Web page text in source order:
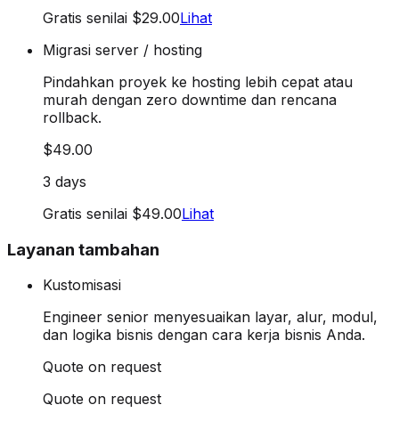
Gratis senilai $29.00Lihat
Migrasi server / hosting
Pindahkan proyek ke hosting lebih cepat atau
murah dengan zero downtime dan rencana
rollback.
$49.00
3 days
Gratis senilai $49.00Lihat
Layanan tambahan
Kustomisasi
Engineer senior menyesuaikan layar, alur, modul,
dan logika bisnis dengan cara kerja bisnis Anda.
Quote on request
Quote on request